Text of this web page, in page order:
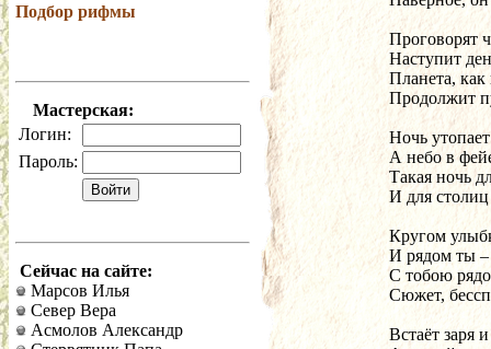
Подбор рифмы
Мастерская:
Логин:
Пароль:
Сейчас на сайте:
Марсов Илья
Север Вера
Асмолов Александр
Проговорят
Наступит
Планета, как
Продолжит
Ночь
А небо в
Такая ночь
И для
Кругом
И рядом ты
С тобою
Сюжет,
Встаёт заря